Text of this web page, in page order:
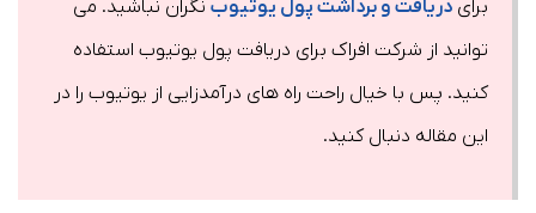
برای دریافت و برداشت پول یوتیوب نگران نباشید. می
توانید از شرکت افراک برای دریافت پول یوتیوب استفاده
کنید. پس با خیال راحت راه های درآمدزایی از یوتیوب را در
این مقاله دنبال کنید.